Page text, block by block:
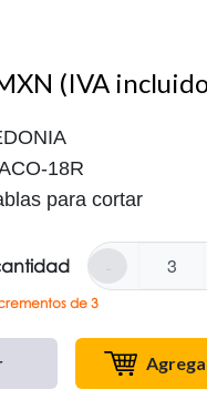
(IVA
18R
para cortar
de 3